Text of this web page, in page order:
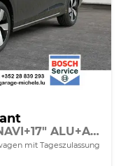
Business DSG+MASSAGE+NAVI+17" ALU+ACC+KAMERA+LED
mit Tageszulassung